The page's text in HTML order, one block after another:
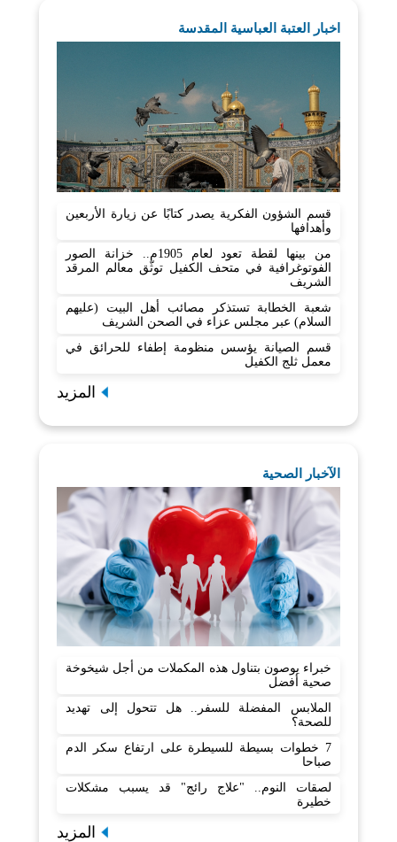
اخبار العتبة العباسية المقدسة
قسم الشؤون الفكرية يصدر كتابًا عن زيارة الأربعين
وأهدافها
من بينها لقطة تعود لعام 1905م.. خزانة الصور
الفوتوغرافية في متحف الكفيل توثّق معالم المرقد
الشريف
شعبة الخطابة تستذكر مصائب أهل البيت (عليهم
السلام) عبر مجلس عزاء في الصحن الشريف
قسم الصيانة يؤسس منظومة إطفاء للحرائق في
معمل ثلج الكفيل
المزيد
الآخبار الصحية
خبراء يوصون بتناول هذه المكملات من أجل شيخوخة
صحية أفضل
الملابس المفضلة للسفر.. هل تتحول إلى تهديد
للصحة؟
7 خطوات بسيطة للسيطرة على ارتفاع سكر الدم
صباحا
لصقات النوم.. "علاج رائج" قد يسبب مشكلات
خطيرة
المزيد